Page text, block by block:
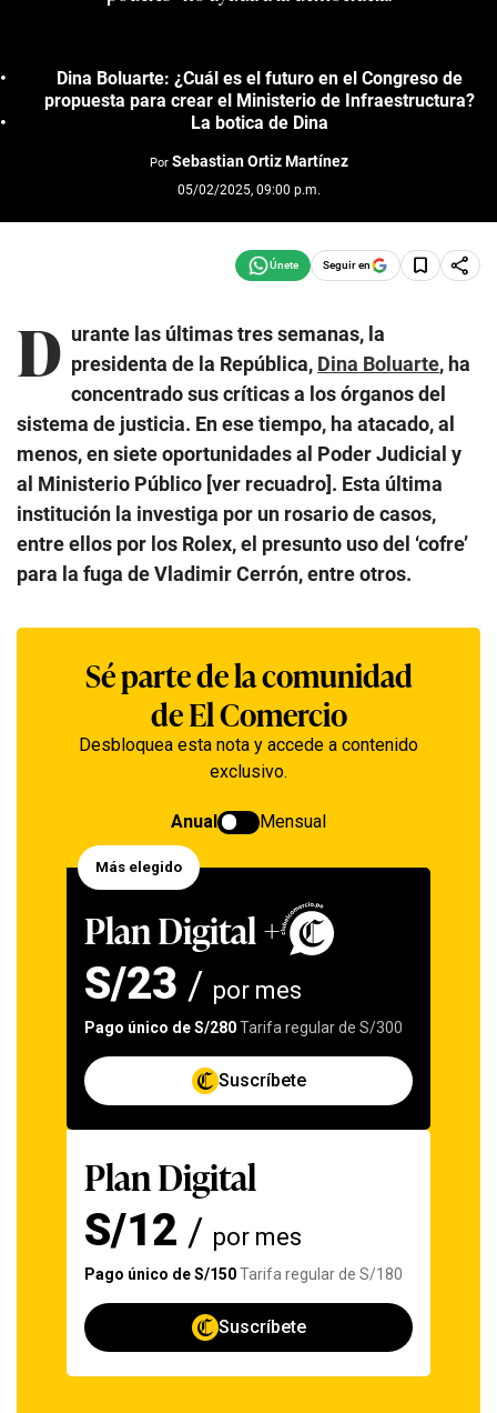
Dina Boluarte: ¿Cuál es el futuro en el Congreso de
propuesta para crear el Ministerio de Infraestructura?
La botica de Dina
Por Sebastian Ortiz Martínez
05/02/2025, 09:00 p.m.
Seguir en
D urante las últimas tres semanas, la
presidenta de la República, Dina Boluarte, ha
concentrado sus críticas a los órganos del
sistema de justicia. En ese tiempo, ha atacado, al
menos, en siete oportunidades al Poder Judicial y
al Ministerio Público [ver recuadro]. Esta última
institución la investiga por un rosario de casos,
entre ellos por los Rolex, el presunto uso del ‘cofre’
para la fuga de Vladimir Cerrón, entre otros.